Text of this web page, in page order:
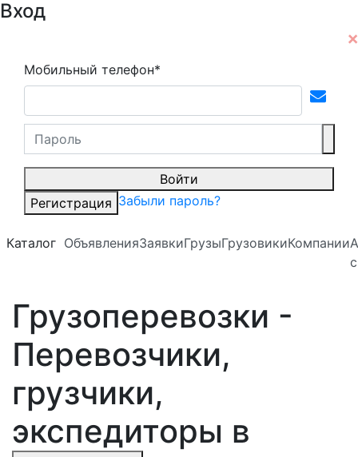
Вход
Мобильный телефон*
Войти
Регистрация Забыли пароль?
Каталог ОбъявленияЗаявкиГрузыГрузовикиКомпании
Грузоперевозки -
Перевозчики,
грузчики,
экспедиторы в